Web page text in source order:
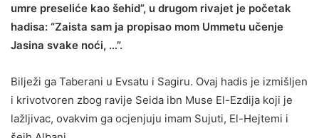
umre preseliće kao šehid”, u drugom rivajet je početak
hadisa: “Zaista sam ja propisao mom Ummetu učenje
Jasina svake noći, …”.
Bilježi ga Taberani u Evsatu i Sagiru. Ovaj hadis je izmišljen
i krivotvoren zbog ravije Seida ibn Muse El-Ezdija koji je
lažljivac, ovakvim ga ocjenjuju imam Sujuti, El-Hejtemi i